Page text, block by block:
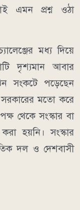
এমন প্রশ্ন ওঠা
মধ্য দিয়ে
দৃশ্যমান আবার
সংকটে পড়েছেন
মতো করে
থেকে সংস্কার বা
হয়নি। সংস্কার
দল ও দেশবাসী